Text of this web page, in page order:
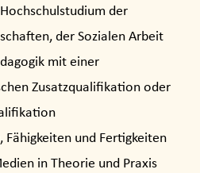
der
der Sozialen Arbeit
mit einer
Zusatzqualifikation oder
Fähigkeiten und Fertigkeiten
in Theorie und Praxis